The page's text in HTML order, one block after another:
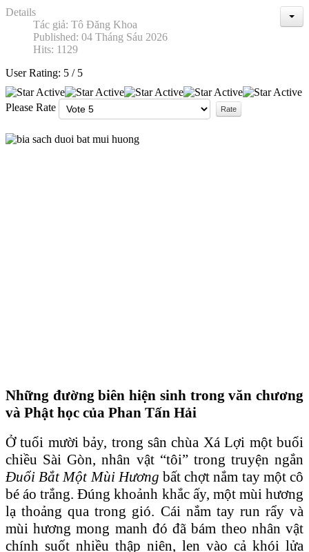
Details
Tác giả: Tô Đăng Khoa
Published: 04 Tháng Sáu 2026
Hits: 1129
User Rating: 5 / 5
Please Rate
Những đường biên hiện sinh trong văn chương
và Phật học của Phan Tấn Hải
Ở tuổi mười bảy, trong sân chùa Xá Lợi một buổi
chiều Sài Gòn, nhân vật “tôi” trong truyện ngắn
Đuổi Bắt Một Mùi Hương bất chợt nắm tay một cô
bé áo trắng. Đúng khoảnh khắc ấy, một mùi hương
lạ thoảng qua trong gió. Cái nắm tay run rẩy và
mùi hương mong manh đó đã bám theo nhân vật
chính suốt nhiều thập niên, len vào cả khói lửa